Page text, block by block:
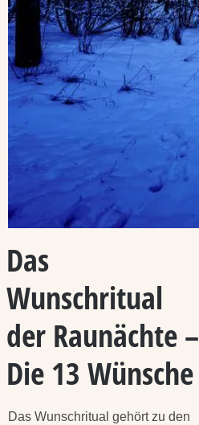
Das
Wunschritual
der Raunächte –
Die 13 Wünsche
Das Wunschritual gehört zu den